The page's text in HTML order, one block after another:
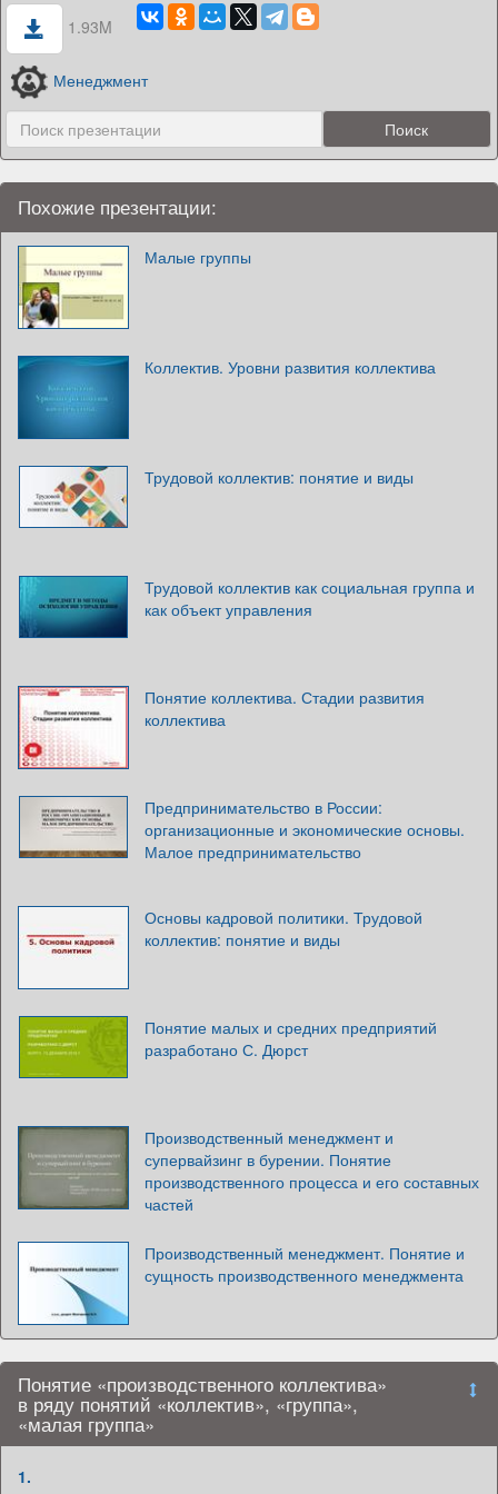
1.93M
Менеджмент
Похожие презентации:
Малые группы
Коллектив. Уровни развития коллектива
Трудовой коллектив: понятие и виды
Трудовой коллектив как социальная группа и
как объект управления
Понятие коллектива. Стадии развития
коллектива
Предпринимательство в России:
организационные и экономические основы.
Малое предпринимательство
Основы кадровой политики. Трудовой
коллектив: понятие и виды
Понятие малых и средних предприятий
разработано С. Дюрст
Производственный менеджмент и
супервайзинг в бурении. Понятие
производственного процесса и его составных
частей
Производственный менеджмент. Понятие и
сущность производственного менеджмента
Понятие «производственного коллектива»
в ряду понятий «коллектив», «группа»,
«малая группа»
1.